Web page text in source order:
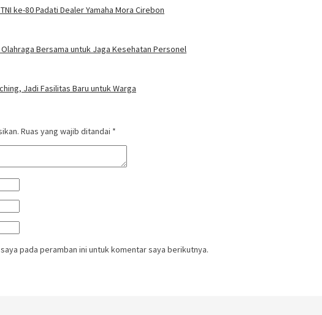
ke-80 Padati Dealer Yamaha Mora Cirebon
Bersama untuk Jaga Kesehatan Personel
Jadi Fasilitas Baru untuk Warga
Ruas yang wajib ditandai *
pada peramban ini untuk komentar saya berikutnya.